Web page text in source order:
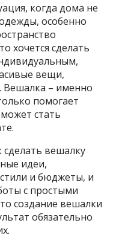
когда дома не
особенно
хочется сделать
вещи,
Вешалка – именно
помогает
стать
сделать вешалку
идеи,
и бюджеты, и
с простыми
создание вешалки
обязательно